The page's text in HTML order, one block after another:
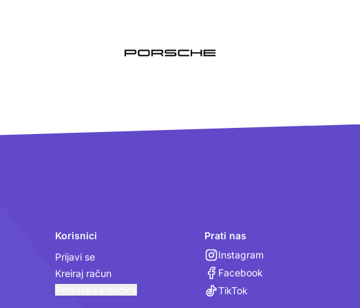
Korisnici
Prijavi se
Kreiraj račun
Prati nas
Instagram
Facebook
TikTok